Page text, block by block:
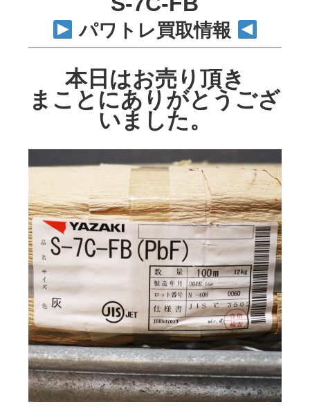
半端電線(40)
マイナーケーブル(13)
CVケーブル(25)
VCTFケーブル (12)
同軸ケーブル(11)
(3)
パワトレ買取情報
本日はお売り頂き
まことにありがとうござ
いました。